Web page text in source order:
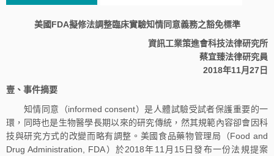
美國FDA擬修法調整臨床實驗知情同意義務之豁免標準
資訊工業策進會科技法律研究所
蔡宜臻法律研究員
2018年11月27日
壹、事件摘要
知情同意（informed consent）是人體試驗受試者保護重要的一
環，同時也是生物醫學長期以來的研究傳統，然其規範內容卻會因科
技與研究方式的改變而略有調整。美國食品藥物管理局（Food and
Drug Administration, FDA）於2018年11月15日發布一份法規提案